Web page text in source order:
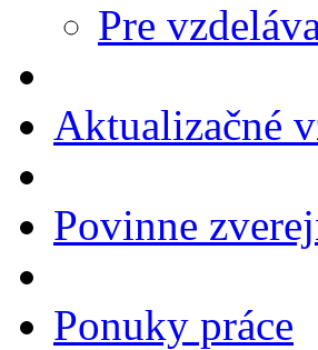
Pre
Aktualizačné
Povinne
Ponuky práce